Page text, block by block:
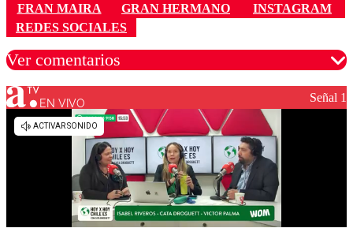
FRAN MAIRA
GRAN HERMANO
INSTAGRAM
REDES SOCIALES
Ver comentarios
Los comentarios son moderados para garantizar un
diálogo respetuoso.
EN VIVO Señal 1